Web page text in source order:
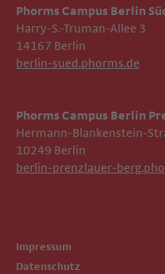
Impressum
Datenschutz
Phorms Campus Berlin
Harry-S.-Truman-Allee 3
14167 Berlin
berlin-sued.phorms.de
Phorms Campus Berlin
Hermann-Blankenstein-
10249 Berlin
berlin-prenzlauer-